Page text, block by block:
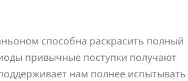
способна раскрасить полный
привычные поступки получают
нам полнее испытывать